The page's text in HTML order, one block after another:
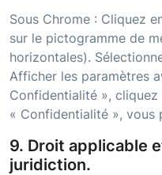
Sous Chrome : Cliquez
sur le pictogramme de
horizontales).
Afficher les paramètres
Confidentialité »,
« Confidentialité », vous
9. Droit applicable
juridiction.